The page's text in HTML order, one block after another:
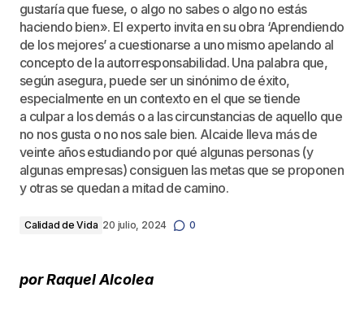
gustaría que fuese, o algo no sabes o algo no estás
haciendo bien». El experto invita en su obra ‘Aprendiendo
de los mejores’ a cuestionarse a uno mismo apelando al
concepto de la autorresponsabilidad. Una palabra que,
según asegura, puede ser un sinónimo de éxito,
especialmente en un contexto en el que se tiende
a culpar a los demás o a las circunstancias de aquello que
no nos gusta o no nos sale bien. Alcaide lleva más de
veinte años estudiando por qué algunas personas (y
algunas empresas) consiguen las metas que se proponen
y otras se quedan a mitad de camino.
Calidad de Vida 20 julio, 2024 0
por Raquel Alcolea